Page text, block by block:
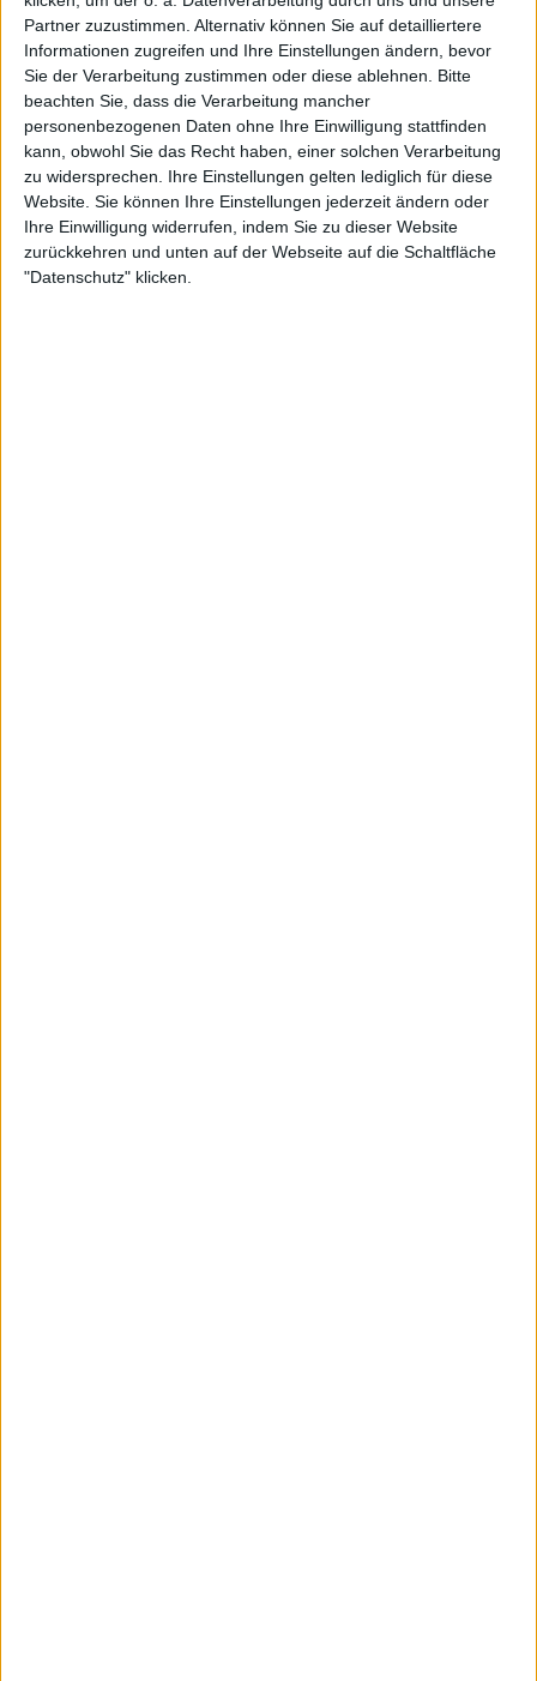
Partner zuzustimmen. Alternativ können Sie auf detailliertere
Informationen zugreifen und Ihre Einstellungen ändern, bevor
Sie der Verarbeitung zustimmen oder diese ablehnen.
Bitte
beachten Sie, dass die Verarbeitung mancher
personenbezogenen Daten ohne Ihre Einwilligung stattfinden
kann, obwohl Sie das Recht haben, einer solchen Verarbeitung
zu widersprechen. Ihre Einstellungen gelten lediglich für diese
Website. Sie können Ihre Einstellungen jederzeit ändern oder
Ihre Einwilligung widerrufen, indem Sie zu dieser Website
zurückkehren und unten auf der Webseite auf die Schaltfläche
"Datenschutz" klicken.
8/10
Review
Havamal
The Shadow Chapter
7/10
Review
Havamal
Tales from Yggdrasil
Konzertberichte mit Havamal